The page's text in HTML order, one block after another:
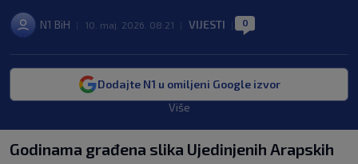
N1 BiH 10. maj. 2026. 08:21 VIJESTI 0
Dodajte N1 u omiljeni Google izvor
Više
Godinama građena slika Ujedinjenih Arapskih